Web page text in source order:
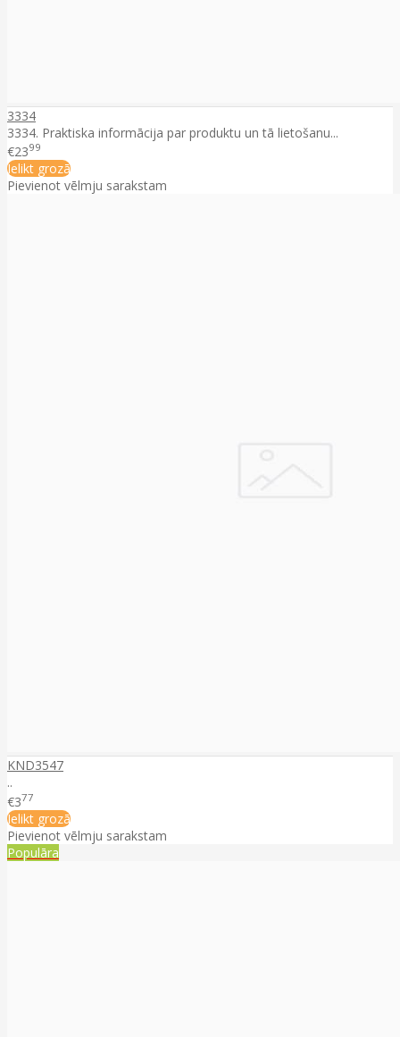
3334
3334. Praktiska informācija par produktu un tā lietošanu...
€2399
Ielikt grozā
Pievienot vēlmju sarakstam
KND3547
..
€377
Ielikt grozā
Pievienot vēlmju sarakstam
Populāra